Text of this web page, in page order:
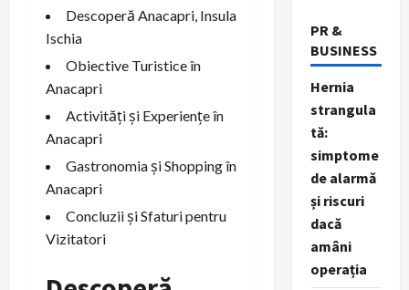
Descoperă Anacapri, Insula
Ischia
Obiective Turistice în
Anacapri
Activități și Experiențe în
Anacapri
Gastronomia și Shopping în
Anacapri
Concluzii și Sfaturi pentru
Vizitatori
PR &
BUSINESS
Hernia
strangula
tă:
simptome
de alarmă
și riscuri
dacă
amâni
operația